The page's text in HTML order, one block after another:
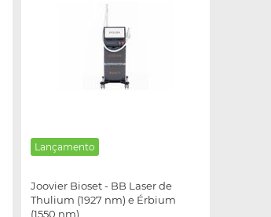
Lançamento
Joovier Bioset - BB Laser de
Thulium (1927 nm) e Érbium
(1550 nm)